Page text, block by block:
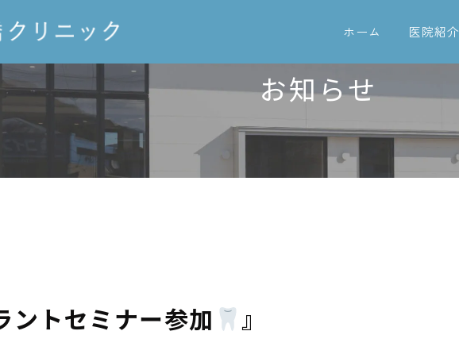
ホーム 医院紹介
お知らせ
ントセミナー参加 』